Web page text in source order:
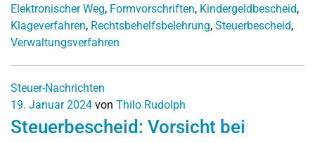
Elektronischer Weg, Formvorschriften, Kindergeldbescheid,
Klageverfahren, Rechtsbehelfsbelehrung, Steuerbescheid,
Verwaltungsverfahren
Steuer-Nachrichten
19. Januar 2024 von Thilo Rudolph
Steuerbescheid: Vorsicht bei